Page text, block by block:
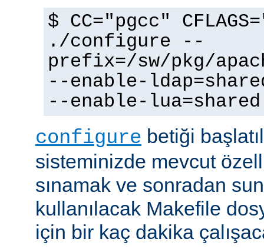
$ CC="pgcc"
./configure --
prefix=/sw/pkg/
--enable-
--enable-lua=shared
configure betiği
sisteminizde mevcut
sınamak ve sonradan
kullanılacak Makefile
için bir kaç dakika